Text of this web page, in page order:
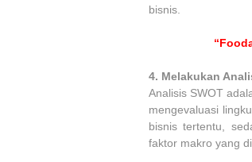
bisnis.
4. Melakukan
Analisis SWOT
mengevaluasi
bisnis tertentu,
faktor makro yang